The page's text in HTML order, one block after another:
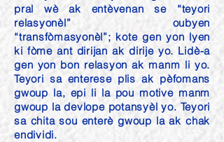
pral wè ak entèvenan se “teyori
relasyonèl” oubyen
“transfòmasyonèl”; kote gen yon lyen
ki fòme ant dirijan ak dirije yo. Lidè-a
gen yon bon relasyon ak manm li yo.
Teyori sa enterese plis ak pèfomans
gwoup la, epi li la pou motive manm
gwoup la devlope potansyèl yo. Teyori
sa chita sou enterè gwoup la ak chak
endividi.